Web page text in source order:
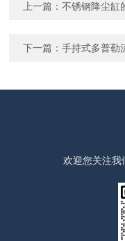
上一篇：不锈钢降尘缸
下一篇：手持式多普勒
欢迎您关注我